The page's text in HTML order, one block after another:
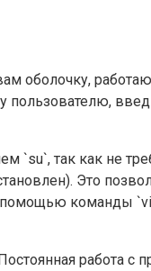
оболочку,
`su`, так как не
Это
команды
работа с